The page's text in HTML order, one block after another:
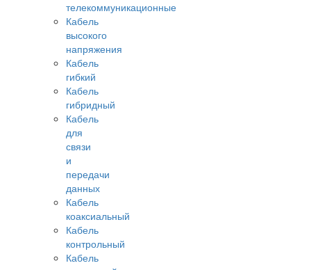
телекоммуникационные
Кабель
высокого
напряжения
Кабель
гибкий
Кабель
гибридный
Кабель
для
связи
и
передачи
данных
Кабель
коаксиальный
Кабель
контрольный
Кабель